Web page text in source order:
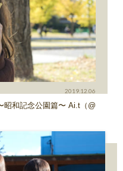
2019.12.06
昭和記念公園篇〜 Ai.t（@